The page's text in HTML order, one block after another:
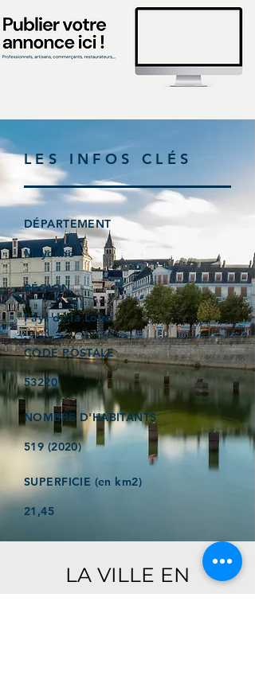
LES INFOS CLÉS
DÉPARTEMENT
Mayenne
RÉGION
Pays de la Loire
CODE POSTALE
53220
NOMBRE D'HABITANTS
519 (2020)
SUPERFICIE (en km2)
21,45
LA VILLE EN